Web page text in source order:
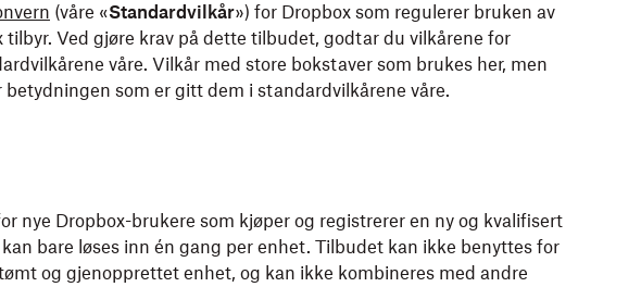
(våre «Standardvilkår») for Dropbox som regulerer bruken av
tilbyr. Ved gjøre krav på dette tilbudet, godtar du vilkårene for
våre. Vilkår med store bokstaver som brukes her, men
som er gitt dem i standardvilkårene våre.
nye Dropbox-brukere som kjøper og registrerer en ny og kvalifisert
bare løses inn én gang per enhet. Tilbudet kan ikke benyttes for
og gjenopprettet enhet, og kan ikke kombineres med andre